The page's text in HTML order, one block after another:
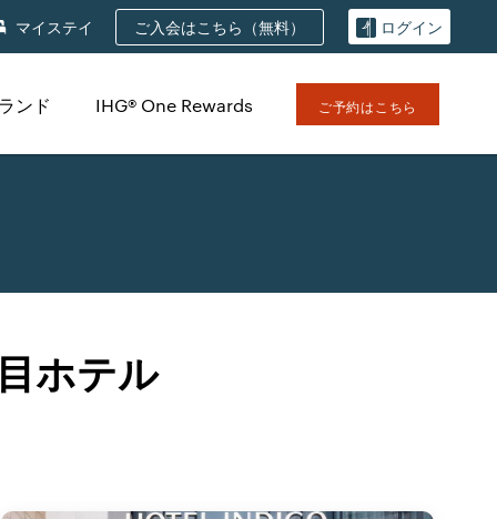
マイステイ ご入会はこちら（無料） ログイン
ンド IHG® One Rewards ご予約はこちら
ホテル